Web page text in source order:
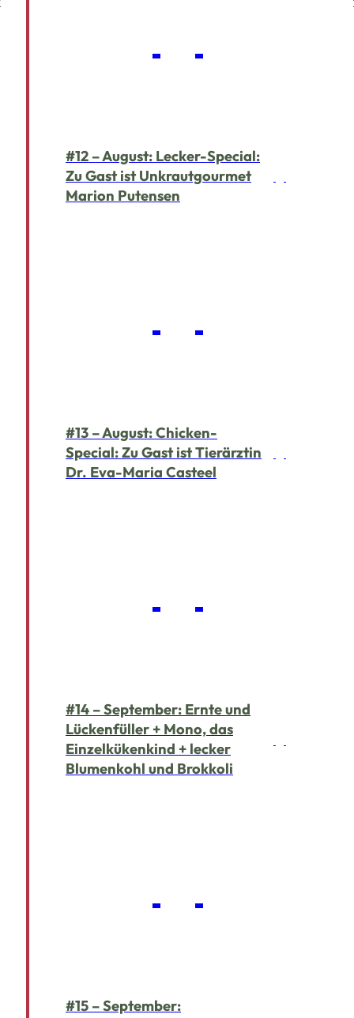
#12 – August: Lecker-Special:
Zu Gast ist Unkrautgourmet
Marion Putensen
#13 – August: Chicken-
Special: Zu Gast ist Tierärztin
Dr. Eva-Maria Casteel
#14 – September: Ernte und
Lückenfüller + Mono, das
Einzelkükenkind + lecker
Blumenkohl und Brokkoli
#15 – September: